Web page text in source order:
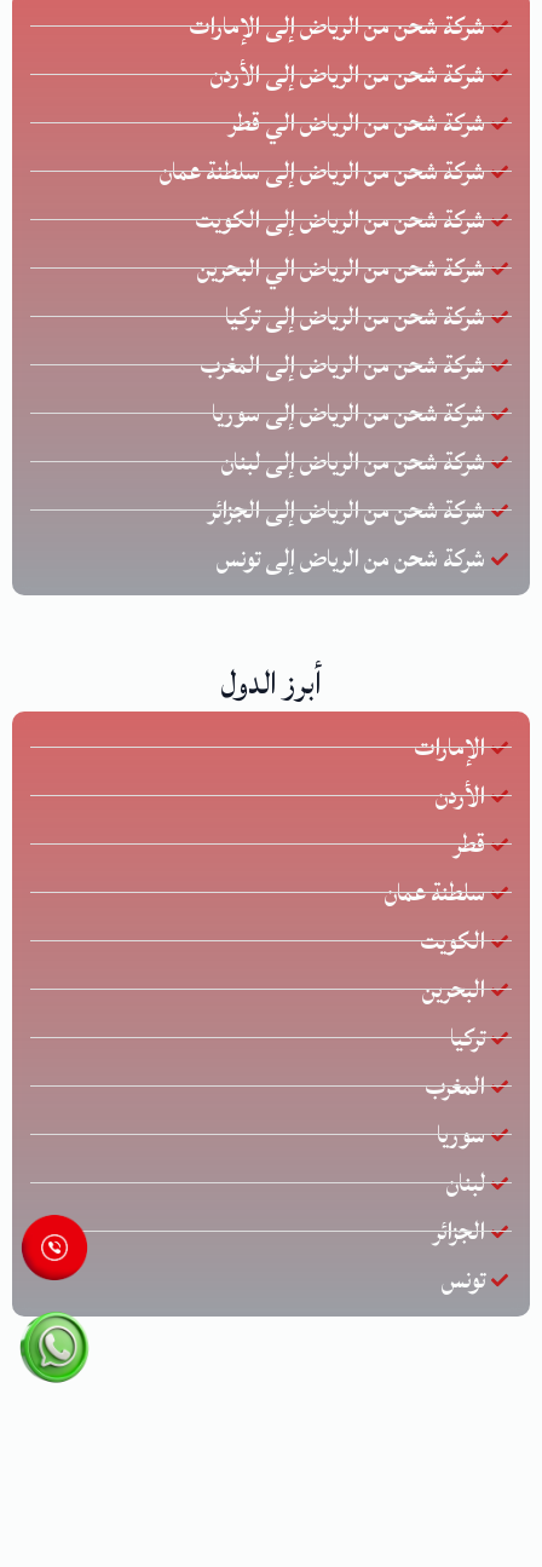
شركة شحن من الرياض إلى الإمارات
شركة شحن من الرياض إلى الأردن
شركة شحن من الرياض الي قطر
شركة شحن من الرياض إلى سلطنة عمان
شركة شحن من الرياض إلى الكويت
شركة شحن من الرياض الي البحرين
شركة شحن من الرياض إلى تركيا
شركة شحن من الرياض إلى المغرب
شركة شحن من الرياض إلى سوريا
شركة شحن من الرياض إلى لبنان
شركة شحن من الرياض إلى الجزائر
شركة شحن من الرياض إلى تونس
أبرز الدول
الإمارات
الأردن
قطر
سلطنة عمان
الكويت
البحرين
تركيا
المغرب
سوريا
لبنان
الجزائر
تونس